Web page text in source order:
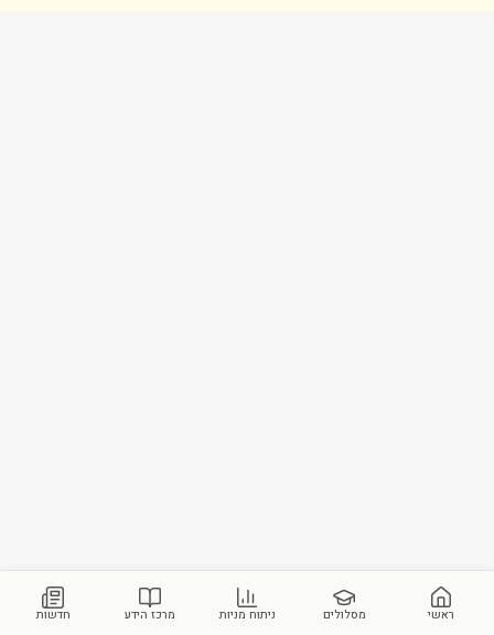
ראשי מסלולים ניתוח מניות מרכז הידע חדשות